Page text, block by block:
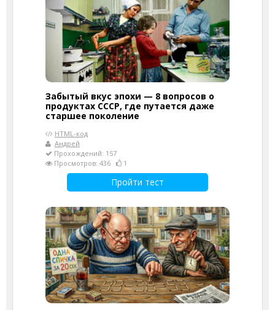
Забытый вкус эпохи — 8 вопросов о
продуктах СССР, где путается даже
старшее поколение
HTML-код
Андрей
Прохождений: 157
Просмотров: 436
1
Пройти тест